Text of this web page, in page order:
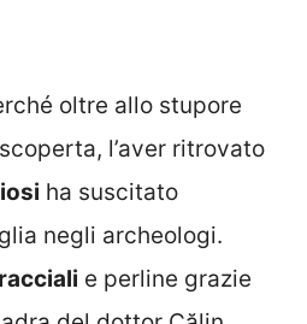
oltre allo stupore
l’aver ritrovato
ha suscitato
negli archeologi.
e perline grazie